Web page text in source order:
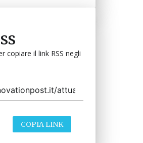
copiare il link RSS negli
COPIA LINK